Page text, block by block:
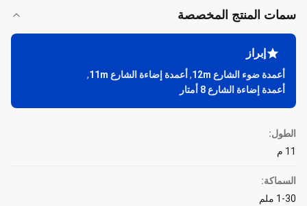
سمات المنتج المخصصة
إبراز
أعمدة ضوء الشارع 12m , أعمدة إضاءة الشارع 11m
,
أعمدة إضاءة الشارع 8 أمتار
الطول:
11 م
السماكة:
1-30 ملم